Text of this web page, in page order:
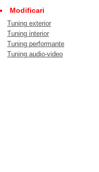
Modificari
Tuning exterior
Tuning interior
Tuning performante
Tuning audio-video